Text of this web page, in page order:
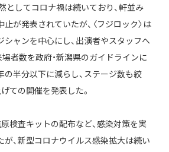
としてコロナ禍は続いており、軒並み
が発表されていたが、〈フジロック〉は
シャンを中心にし、出演者やスタッフへ
者数を政府・新潟県のガイドラインに
半分以下に減らし、ステージ数も絞
ての開催を発表した。
検査キットの配布など、感染対策を実
、新型コロナウイルス感染拡大は続い